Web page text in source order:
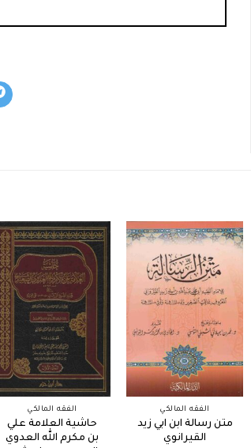
الفقه المالكي
حاشية العلامة علي
بن مكرم الله العدوي
الفقه المالكي
متن رسالة ابن ابي زيد
القيرانوي